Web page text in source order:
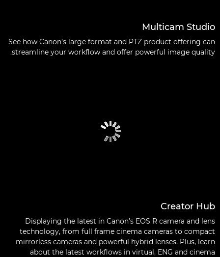
Multicam Studio
See how Canon’s large format and PTZ product offering can
streamline your workflow and offer powerful image quality.
Creator Hub
Displaying the latest in Canon’s EOS R camera and lens
technology, from full frame cinema cameras to compact
mirrorless cameras and powerful hybrid lenses. Plus, learn
about the latest workflows in virtual, ENG and cinema